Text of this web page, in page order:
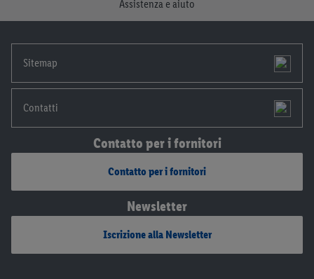
Assistenza e aiuto
Sitemap
Contatti
Contatto per i fornitori
Contatto per i fornitori
Newsletter
Iscrizione alla Newsletter